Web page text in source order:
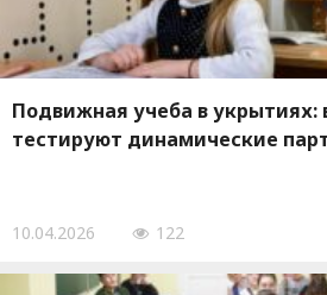
Подвижная учеба в укрытиях:
тестируют динамические
10.04.2026 122